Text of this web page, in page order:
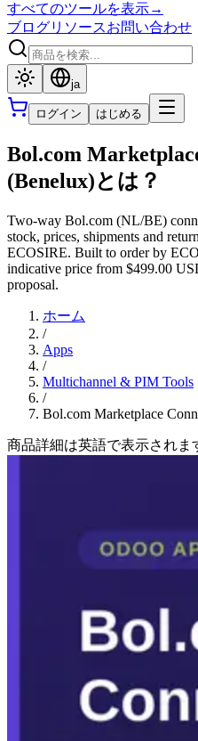
すべてのツールを表示→
ブログリソースお問い合わせ
ja
ログイン はじめる
Bol.com
(Benelux)とは？
Two-way Bol.com (NL/BE)
stock, prices, shipments and
ECOSIRE. Built to order by
indicative price from $499.00
proposal.
ホーム
/
Apps
/
Multichannel & PIM Tools
/
Bol.com Marketplace
商品詳細は英語で表示されま